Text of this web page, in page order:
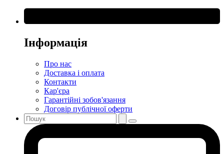
Інформація
Про нас
Доставка і оплата
Контакти
Кар'єра
Гарантійні зобов'язання
Договір публічної оферти